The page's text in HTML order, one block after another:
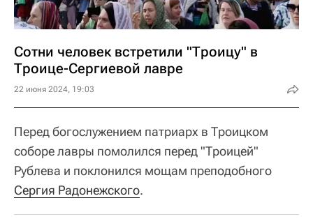
Сотни человек встретили "Троицу" в
Троице-Сергиевой лавре
22 июня 2024, 19:03
Перед богослужением патриарх в Троицком
соборе лавры помолился перед "Троицей"
Рублева и поклонился мощам преподобного
Сергия Радонежского.